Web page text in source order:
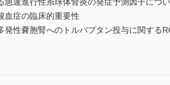
速進行性糸球体腎炎の発症予測因子につ
症の臨床的重要性
性嚢胞腎へのトルバプタン投与に関する